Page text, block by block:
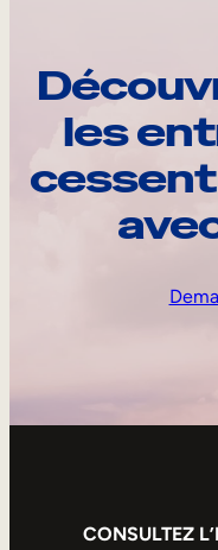
les
cessent
CONSULTEZ